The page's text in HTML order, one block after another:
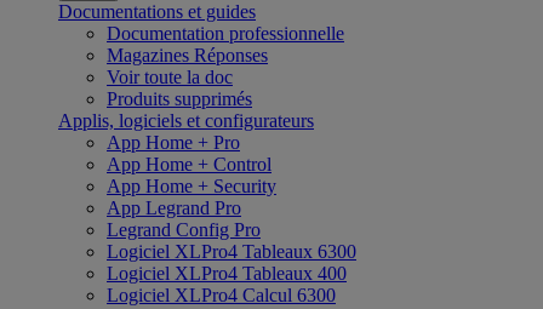
Documentations et guides
Documentation professionnelle
Magazines Réponses
Voir toute la doc
Produits supprimés
Applis, logiciels et configurateurs
App Home + Pro
App Home + Control
App Home + Security
App Legrand Pro
Legrand Config Pro
Logiciel XLPro4 Tableaux 6300
Logiciel XLPro4 Tableaux 400
Logiciel XLPro4 Calcul 6300